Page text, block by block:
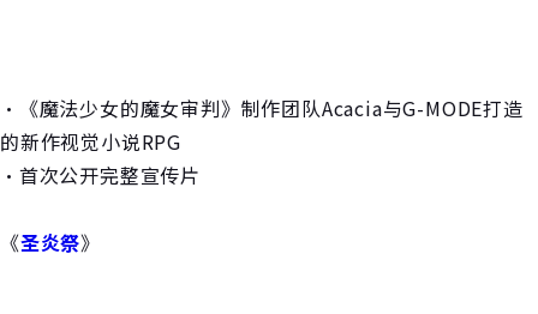
・《魔法少女的魔女审判》制作团队Acacia与G-MODE打造
的新作视觉小说RPG
・首次公开完整宣传片
《圣炎祭》